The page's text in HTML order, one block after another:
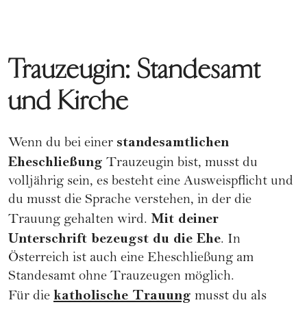
Trauzeugin: Standesamt
und Kirche
Wenn du bei einer standesamtlichen
Eheschließung Trauzeugin bist, musst du
volljährig sein, es besteht eine Ausweispflicht und
du musst die Sprache verstehen, in der die
Trauung gehalten wird. Mit deiner
Unterschrift bezeugst du die Ehe. In
Österreich ist auch eine Eheschließung am
Standesamt ohne Trauzeugen möglich.
Für die katholische Trauung musst du als